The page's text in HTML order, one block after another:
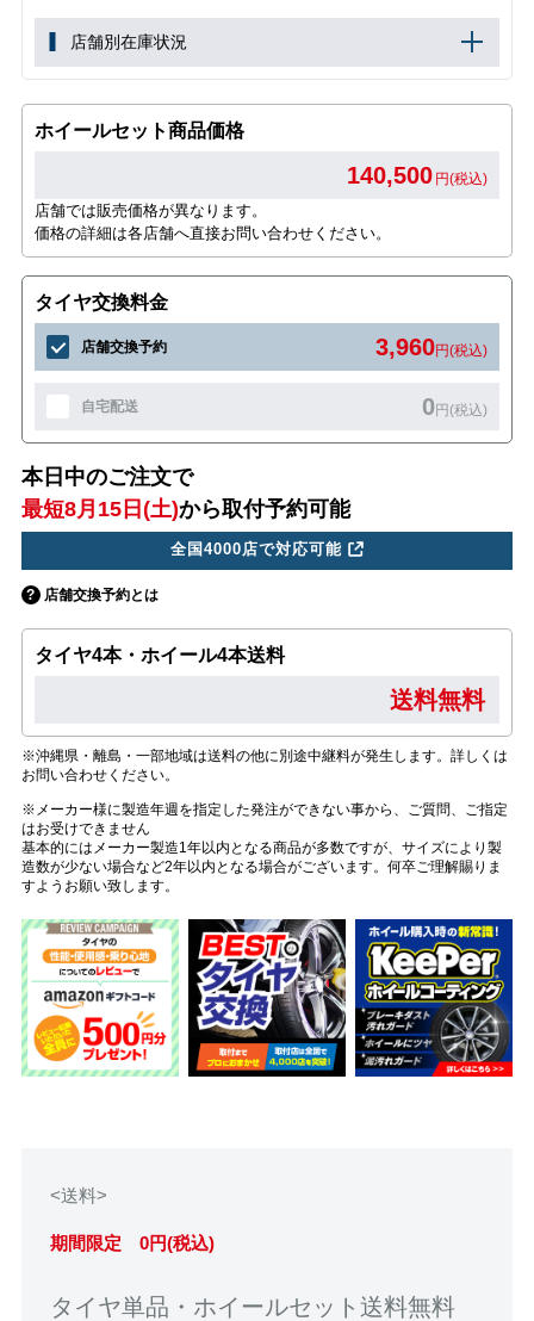
店舗別在庫状況
ホイールセット商品価格
140,500 円(税込)
店舗では販売価格が異なります。
価格の詳細は各店舗へ直接お問い合わせください。
タイヤ交換料金
店舗交換予約 3,960円(税込)
自宅配送 0円(税込)
本日中のご注文で
最短8月15日(土)から取付予約可能
全国4000店で対応可能
店舗交換予約とは
タイヤ4本・ホイール4本送料
送料無料
※沖縄県・離島・一部地域は送料の他に別途中継料が発生します。詳しくは
お問い合わせください。
※メーカー様に製造年週を指定した発注ができない事から、ご質問、ご指定
はお受けできません
基本的にはメーカー製造1年以内となる商品が多数ですが、サイズにより製
造数が少ない場合など2年以内となる場合がございます。何卒ご理解賜りま
すようお願い致します。
<送料>
期間限定 0円(税込)
タイヤ単品・ホイールセット送料無料